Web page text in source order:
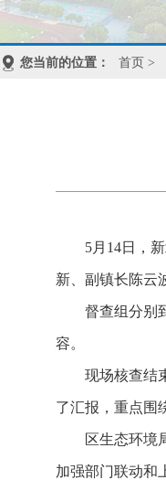
您当前的位置： 首页 >
5月14日，
新、副镇长陈云
督查组分别
容。
现场核查结
了汇报，重点围
区生态环境
加强部门联动和